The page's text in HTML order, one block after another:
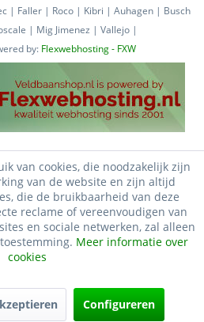
| Faller | Roco | Kibri | Auhagen | Busch
| Mig Jimenez | Vallejo |
by: Flexwebhosting - FXW
van cookies, die noodzakelijk zijn
van de website en zijn altijd
die de bruikbaarheid van deze
reclame of vereenvoudigen van
en sociale netwerken, zal alleen
Meer informatie over
cookies
Configureren